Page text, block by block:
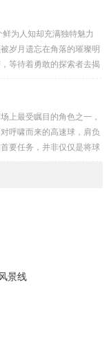
可告人的目的，秘密设立
、危害全球的勾当。 从
带来过惨痛的教训，在
病毒...
为人知却充满独特魅力
岁月遗忘在角落的璀璨明
等待着勇敢的探索者去揭
脉连绵起伏，像是大自然
自然赐予这片土地的皇
森林，森林里树木种类繁
透过枝叶的缝隙...
上最受瞩目的角色之一，
呼啸而来的高速球，肩负
要任务，并非仅仅是将球
准确判断球的速度、方向
这不仅要求击球手具备出
练来培养对球...
景线